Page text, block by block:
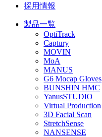
採用情報
製品一覧
OptiTrack
Captury
MOVIN
MoA
MANUS
G6 Mocap Gloves
BUNSHIN HMC
YanusSTUDIO
Virtual Production
3D Facial Scan
StretchSense
NANSENSE